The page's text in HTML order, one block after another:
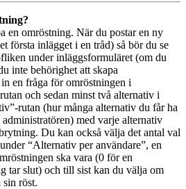
en omröstning. När du postar en ny
första inlägget i en tråd) så bör du se
under inläggsformuläret (om du
inte behörighet att skapa
en fråga för omröstningen i
och sedan minst två alternativ i
rutan (hur många alternativ du får ha
administratören) med varje alternativ
Du kan också välja det antal val
“Alternativ per användare”, en
ska vara (0 för en
tar slut) och till sist kan du välja om
sin röst.